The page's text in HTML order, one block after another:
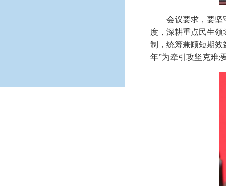
会议要求，要坚
度，深耕重点民生
制，统筹兼顾短期效
年”为牵引攻坚克难;